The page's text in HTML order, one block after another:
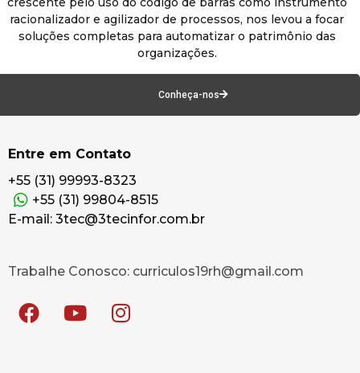
racionalizador e agilizador de processos, nos levou a focar
soluções completas para automatizar o patrimônio das
organizações.
Conheça-nos
Entre em Contato
+55 (31) 99993-8323
+55 (31) 99804-8515
E-mail: 3tec@3tecinfor.com.br
Trabalhe Conosco: curriculos19rh@gmail.com